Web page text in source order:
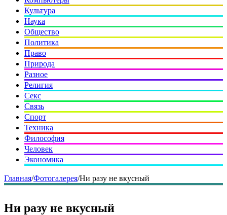
Культура
Наука
Общество
Политика
Право
Природа
Разное
Религия
Секс
Связь
Спорт
Техника
Философия
Человек
Экономика
Главная/Фотогалерея/Ни разу не вкусный
Ни разу не вкусный